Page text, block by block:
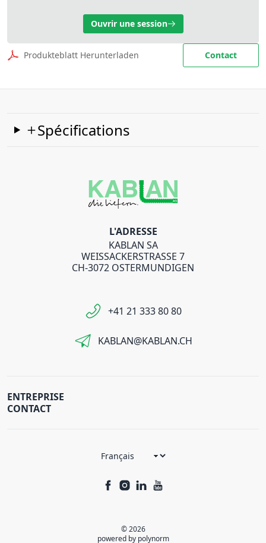
Ouvrir une session
Produkteblatt Herunterladen Contact
Spécifications
L'ADRESSE
KABLAN SA
WEISSACKERSTRASSE 7
CH-3072 OSTERMUNDIGEN
+41 21 333 80 80
KABLAN@KABLAN.CH
ENTREPRISE
CONTACT
© 2026
powered by polynorm